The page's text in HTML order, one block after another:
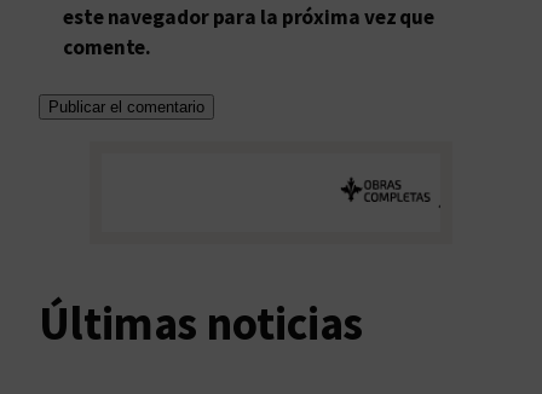
este navegador para la próxima vez que
comente.
Últimas noticias